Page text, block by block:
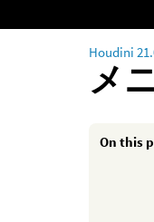
Houdini
メ
On this